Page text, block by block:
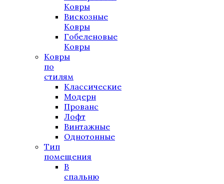
Ковры
Вискозные
Ковры
Гобеленовые
Ковры
Ковры
по
стилям
Классические
Модерн
Прованс
Лофт
Винтажные
Однотонные
Тип
помещения
В
спальню